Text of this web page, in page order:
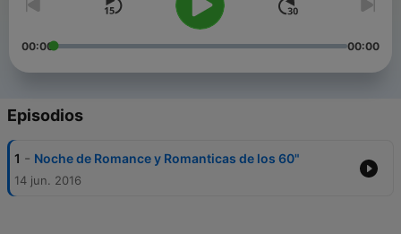
00:00 00:00
Episodios
1 - Noche de Romance y Romanticas de los 60"
14 jun. 2016